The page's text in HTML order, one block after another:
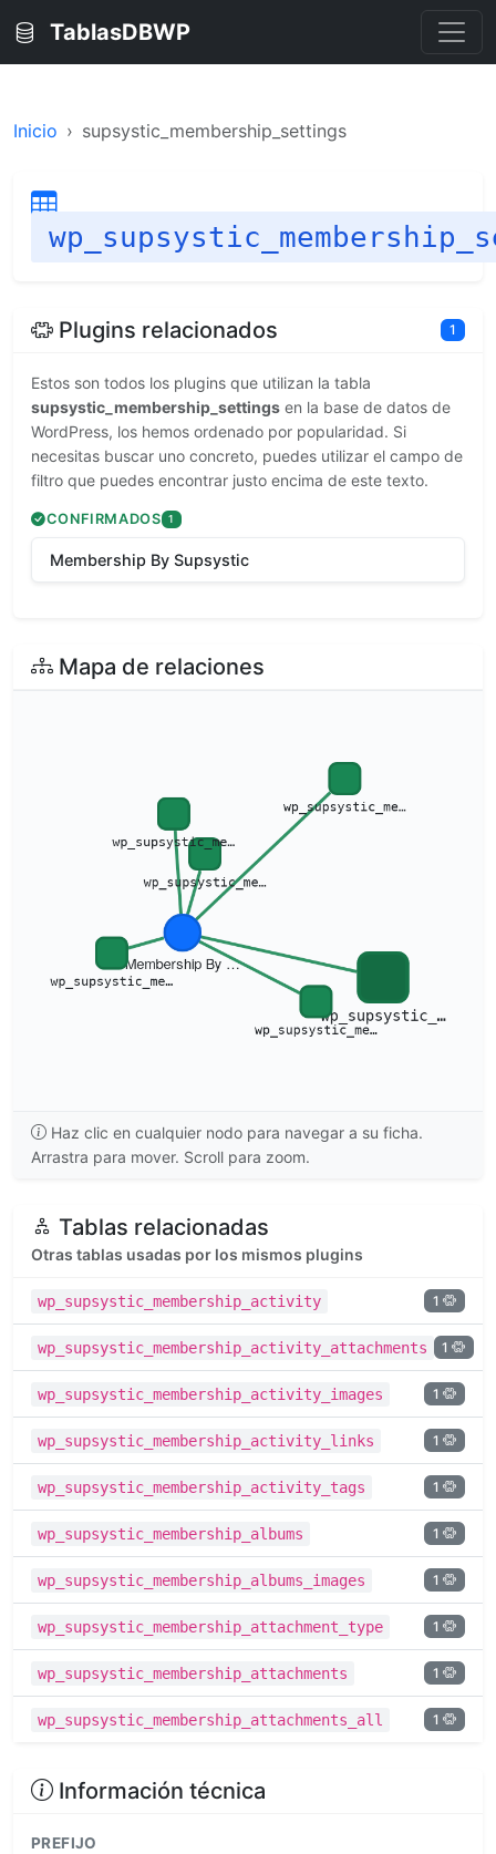
TablasDBWP
Inicio supsystic_membership_settings
Plugins relacionados 1
Estos son todos los plugins que utilizan la tabla
supsystic_membership_settings en la base de datos de
WordPress, los hemos ordenado por popularidad. Si
necesitas buscar uno concreto, puedes utilizar el campo de
filtro que puedes encontrar justo encima de este texto.
CONFIRMADOS 1
Membership By Supsystic
Mapa de relaciones
Haz clic en cualquier nodo para navegar a su ficha.
Arrastra para mover. Scroll para zoom.
Tablas relacionadas
Otras tablas usadas por los mismos plugins
wp_supsystic_membership_activity 1
wp_supsystic_membership_activity_attachments 1
wp_supsystic_membership_activity_images 1
wp_supsystic_membership_activity_links 1
wp_supsystic_membership_activity_tags 1
wp_supsystic_membership_albums 1
wp_supsystic_membership_albums_images 1
wp_supsystic_membership_attachment_type 1
wp_supsystic_membership_attachments 1
wp_supsystic_membership_attachments_all 1
Información técnica
PREFIJO